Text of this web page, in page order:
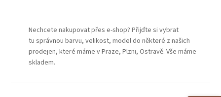
Nechcete nakupovat přes e-shop? Přijďte si vybrat
tu správnou barvu, velikost, model do některé z našich
prodejen, které máme v Praze, Plzni, Ostravě. Vše máme
skladem.